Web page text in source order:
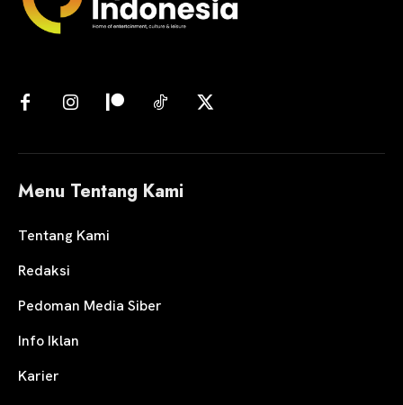
Menu Tentang Kami
Tentang Kami
Redaksi
Pedoman Media Siber
Info Iklan
Karier